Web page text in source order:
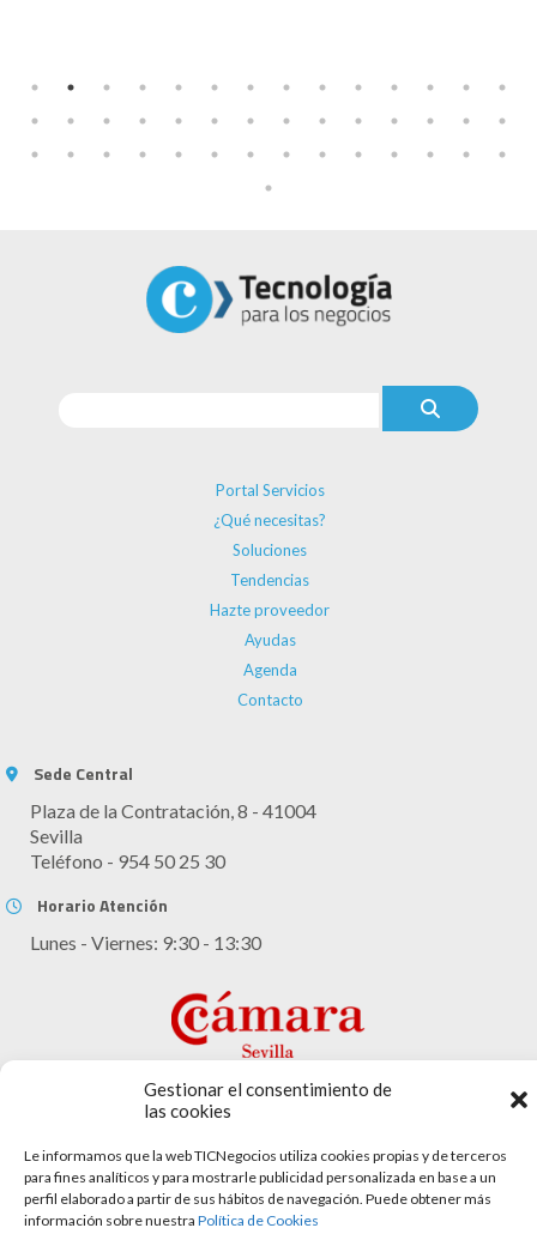
Gestionar el consentimiento de
las cookies
Le informamos que la web TICNegocios utiliza cookies propias y de terceros
para fines analíticos y para mostrarle publicidad personalizada en base a un
perfil elaborado a partir de sus hábitos de navegación. Puede obtener más
información sobre nuestra Política de Cookies
Portal Servicios
¿Qué necesitas?
Soluciones
Tendencias
Hazte proveedor
Ayudas
Agenda
Contacto
Sede Central
Plaza de la Contratación, 8 - 41004
Sevilla
Teléfono - 954 50 25 30
Horario Atención
Lunes - Viernes: 9:30 - 13:30
Aviso legal
Política de cookies